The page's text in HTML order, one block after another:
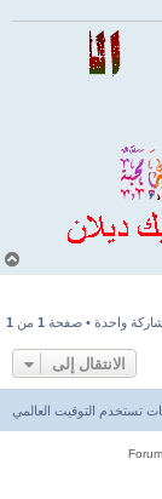
واحدة • صفحة 1 من 1
الانتقال إلى
تستخدم التوقيت العالمي